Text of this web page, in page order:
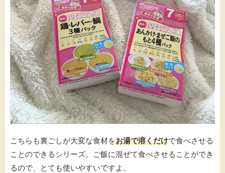
こちらも裏ごしが大変な食材をお湯で溶くだけで食べさせる
ことのできるシリーズ。
ご飯に混ぜて食べさせることができ
るので、とても使いやすいですよ。